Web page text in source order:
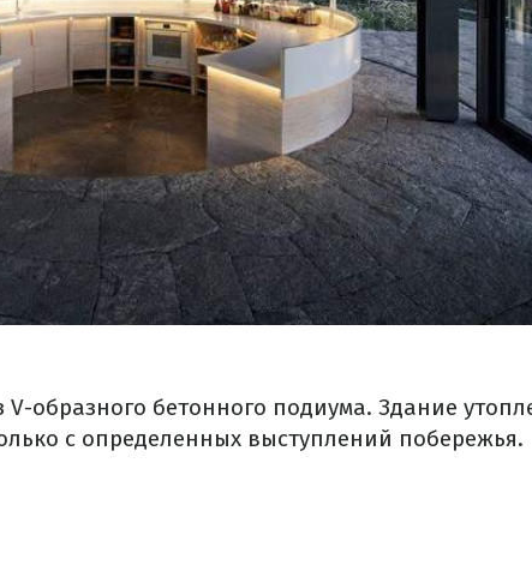
V-образного бетонного подиума. Здание
с определенных выступлений побережья.